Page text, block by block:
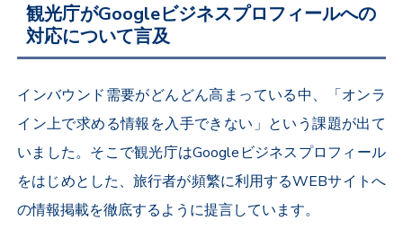
観光庁がGoogleビジネスプロフィールへの
対応について言及
インバウンド需要がどんどん高まっている中、「オンラ
イン上で求める情報を入手できない」という課題が出て
いました。そこで観光庁はGoogleビジネスプロフィール
をはじめとした、旅行者が頻繁に利用するWEBサイトへ
の情報掲載を徹底するように提言しています。